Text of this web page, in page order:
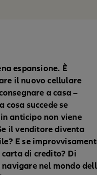
espansione. È
il nuovo cellulare
a casa –
cosa succede se
anticipo non viene
il venditore diventa
E se
di credito? Di
nel mondo